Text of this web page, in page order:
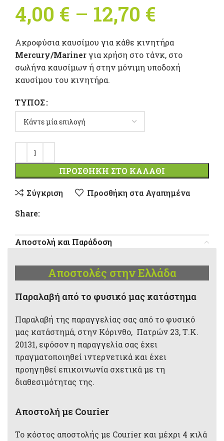
4,00 € – 12,70 €
range:
4,00 €
Ακροφύσια καυσίμου για κάθε κινητήρα
Mercury/Marinerγια χρήση στο τάνκ, στο
σωλήνα καυσίμων ή στην μόνιμη υποδοχή
καυσίμου του κινητήρα.
ΤΎΠΟΣ
ΠΡΟΣΘΉΚΗ ΣΤΟ ΚΑΛΆΘΙ
Σύγκριση
Προσθήκη στα Αγαπημένα
Share:
Αποστολή και Παράδοση
Αποστολές στην Ελλάδα
Παραλαβή από το φυσικό μας κατάστημα
Παραλαβή της παραγγελίας σας από το φυσικό
μας κατάστημά, στην Κόρινθο, Πατρών 23, Τ.Κ.
20131, εφόσον η παραγγελία σας έχει
πραγματοποιηθεί ιντερνετικά και έχει
προηγηθεί επικοινωνία σχετικά με τη
διαθεσιμότητας της.
Αποστολή με Courier
Το κόστος αποστολής με Courier και μέχρι 4 κιλά